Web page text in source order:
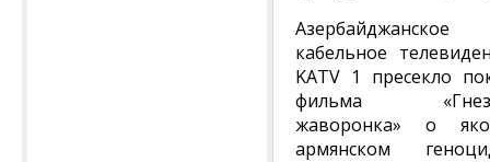
Азербайджанское
кабельное
KATV 1 пресекло
фильма
жаворонка» о
армянском